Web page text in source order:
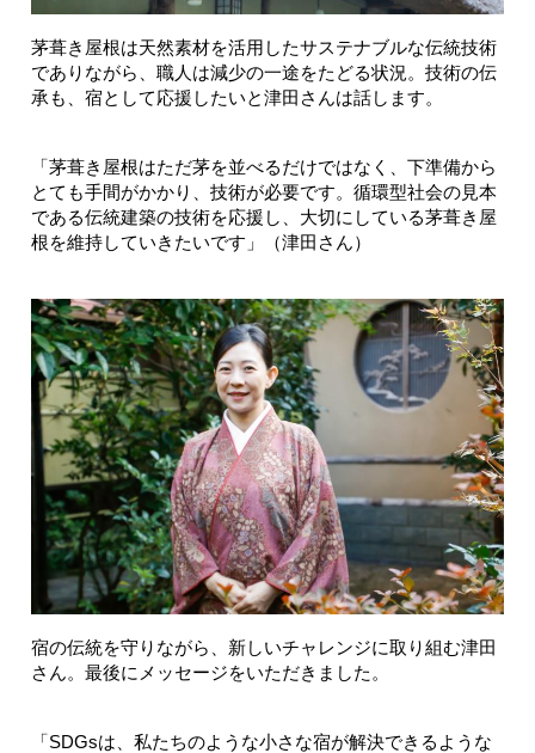
茅葺き屋根は天然素材を活用したサステナブルな伝統技術
でありながら、職人は減少の一途をたどる状況。技術の伝
承も、宿として応援したいと津田さんは話します。
「茅葺き屋根はただ茅を並べるだけではなく、下準備から
とても手間がかかり、技術が必要です。循環型社会の見本
である伝統建築の技術を応援し、大切にしている茅葺き屋
根を維持していきたいです」（津田さん）
宿の伝統を守りながら、新しいチャレンジに取り組む津田
さん。最後にメッセージをいただきました。
「SDGsは、私たちのような小さな宿が解決できるような